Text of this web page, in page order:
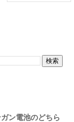
ン電池のどちら